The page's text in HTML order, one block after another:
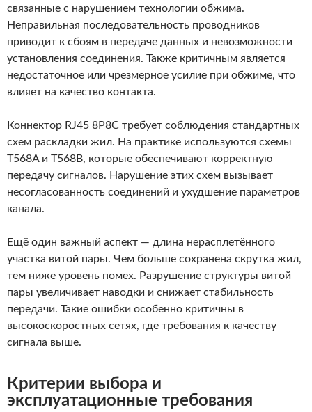
связанные с нарушением технологии обжима.
Неправильная последовательность проводников
приводит к сбоям в передаче данных и невозможности
установления соединения. Также критичным является
недостаточное или чрезмерное усилие при обжиме, что
влияет на качество контакта.
Коннектор RJ45 8P8C требует соблюдения стандартных
схем раскладки жил. На практике используются схемы
T568A и T568B, которые обеспечивают корректную
передачу сигналов. Нарушение этих схем вызывает
несогласованность соединений и ухудшение параметров
канала.
Ещё один важный аспект — длина нерасплетённого
участка витой пары. Чем больше сохранена скрутка жил,
тем ниже уровень помех. Разрушение структуры витой
пары увеличивает наводки и снижает стабильность
передачи. Такие ошибки особенно критичны в
высокоскоростных сетях, где требования к качеству
сигнала выше.
Критерии выбора и
эксплуатационные требования